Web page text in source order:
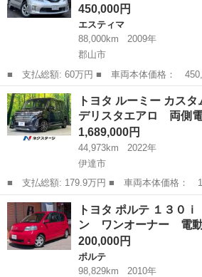
450,000円
エスティマ
88,000km
2009年
郡山市
■ 支払総額: 60万円 ■ 車両本体価格： 450,000 円 ■ メーカー
名： トヨタ ■ 車種名： エスティマハイ
名： Ｘ 中期 両Ｐスラ ナビ Ｂカメ
タイミングチェーン...
福島 郡山市 エスティマ
トヨタ ルーミー カス
デリスタエアロ 両側
1,689,000円
44,973km
2022年
伊達市
■ 支払総額: 179.9万円 ■ 車両本体価格： 1,689,000 円 ■ メーカ
ー名： トヨタ ■ 車種名： ルーミー ■ グ
Ｇ－Ｔ ターボ モデリスタエアロ 両側電
クカメラ...
福島 伊達市 トヨタ
トヨタ ポルテ １３０
ン ワンオーナー 電
200,000円
ポルテ
98,829km
2010年